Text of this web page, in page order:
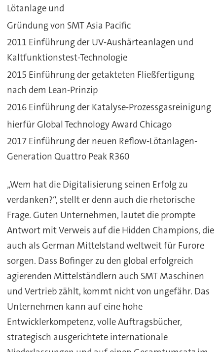
Lötanlage und
Gründung von SMT Asia Pacific
2011 Einführung der UV-Aushärteanlagen und
Kaltfunktionstest-Technologie
2015 Einführung der getakteten Fließfertigung
nach dem Lean-Prinzip
2016 Einführung der Katalyse-Prozessgasreinigung
hierfür Global Technology Award Chicago
2017 Einführung der neuen Reflow-Lötanlagen-
Generation Quattro Peak R360
„Wem hat die Digitalisierung seinen Erfolg zu
verdanken?“, stellt er denn auch die rhetorische
Frage. Guten Unternehmen, lautet die prompte
Antwort mit Verweis auf die Hidden Champions, die
auch als German Mittelstand weltweit für Furore
sorgen. Dass Bofinger zu den global erfolgreich
agierenden Mittelständlern auch SMT Maschinen
und Vertrieb zählt, kommt nicht von ungefähr. Das
Unternehmen kann auf eine hohe
Entwicklerkompetenz, volle Auftragsbücher,
strategisch ausgerichtete internationale